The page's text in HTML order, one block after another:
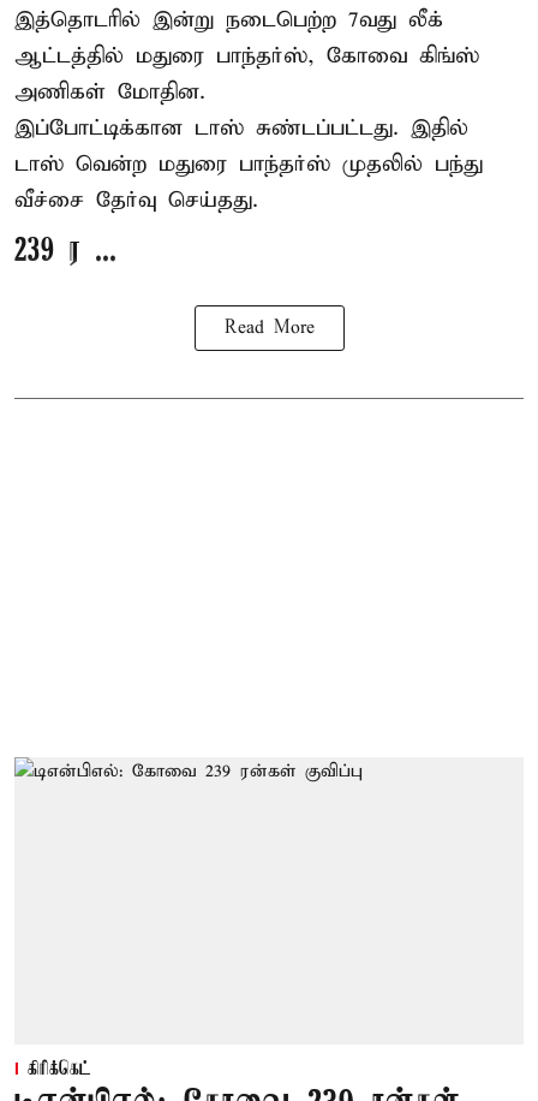
இத்தொடரில் இன்று நடைபெற்ற 7வது லீக்
ஆட்டத்தில் மதுரை பாந்தர்ஸ், கோவை கிங்ஸ்
அணிகள் மோதின.
இப்போட்டிக்கான டாஸ் சுண்டப்பட்டது. இதில்
டாஸ் வென்ற மதுரை பாந்தர்ஸ் முதலில் பந்து
வீச்சை தேர்வு செய்தது.
239 ர ...
Read More
கிரிக்கெட்